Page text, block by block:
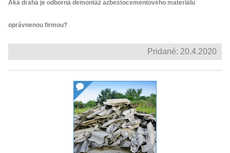
Aká drahá je odborná demontáž azbestocementového materiálu
oprávnenou firmou?
Pridané: 20.4.2020